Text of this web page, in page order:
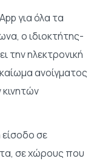
για όλα τα
ο ιδιοκτήτης-
την ηλεκτρονική
ανοίγματος
είσοδο σε
σε χώρους που